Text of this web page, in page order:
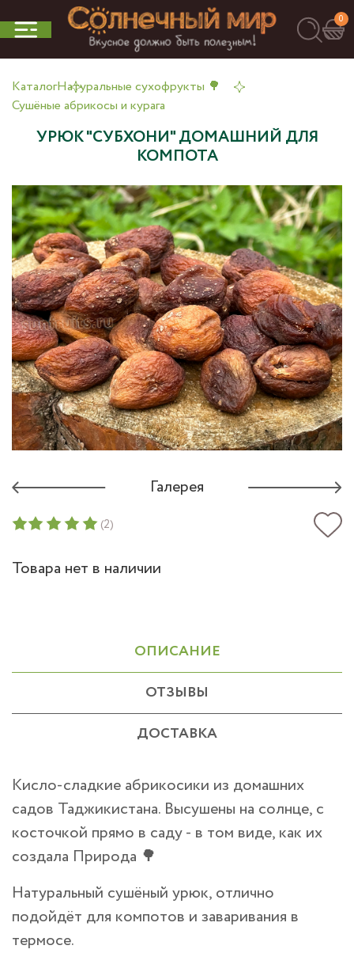
0
КаталогНатуральные сухофрукты 🌳
Сушёные абрикосы и курага
УРЮК "СУБХОНИ" ДОМАШНИЙ ДЛЯ
КОМПОТА
Галерея
(2)
Товара нет в наличии
ОПИСАНИЕ
ОТЗЫВЫ
ДОСТАВКА
Кисло-сладкие абрикосики из домашних
садов Таджикистана. Высушены на солнце, с
косточкой прямо в саду - в том виде, как их
создала Природа 🌳
Натуральный сушёный урюк, отлично
подойдёт для компотов и заваривания в
термосе.